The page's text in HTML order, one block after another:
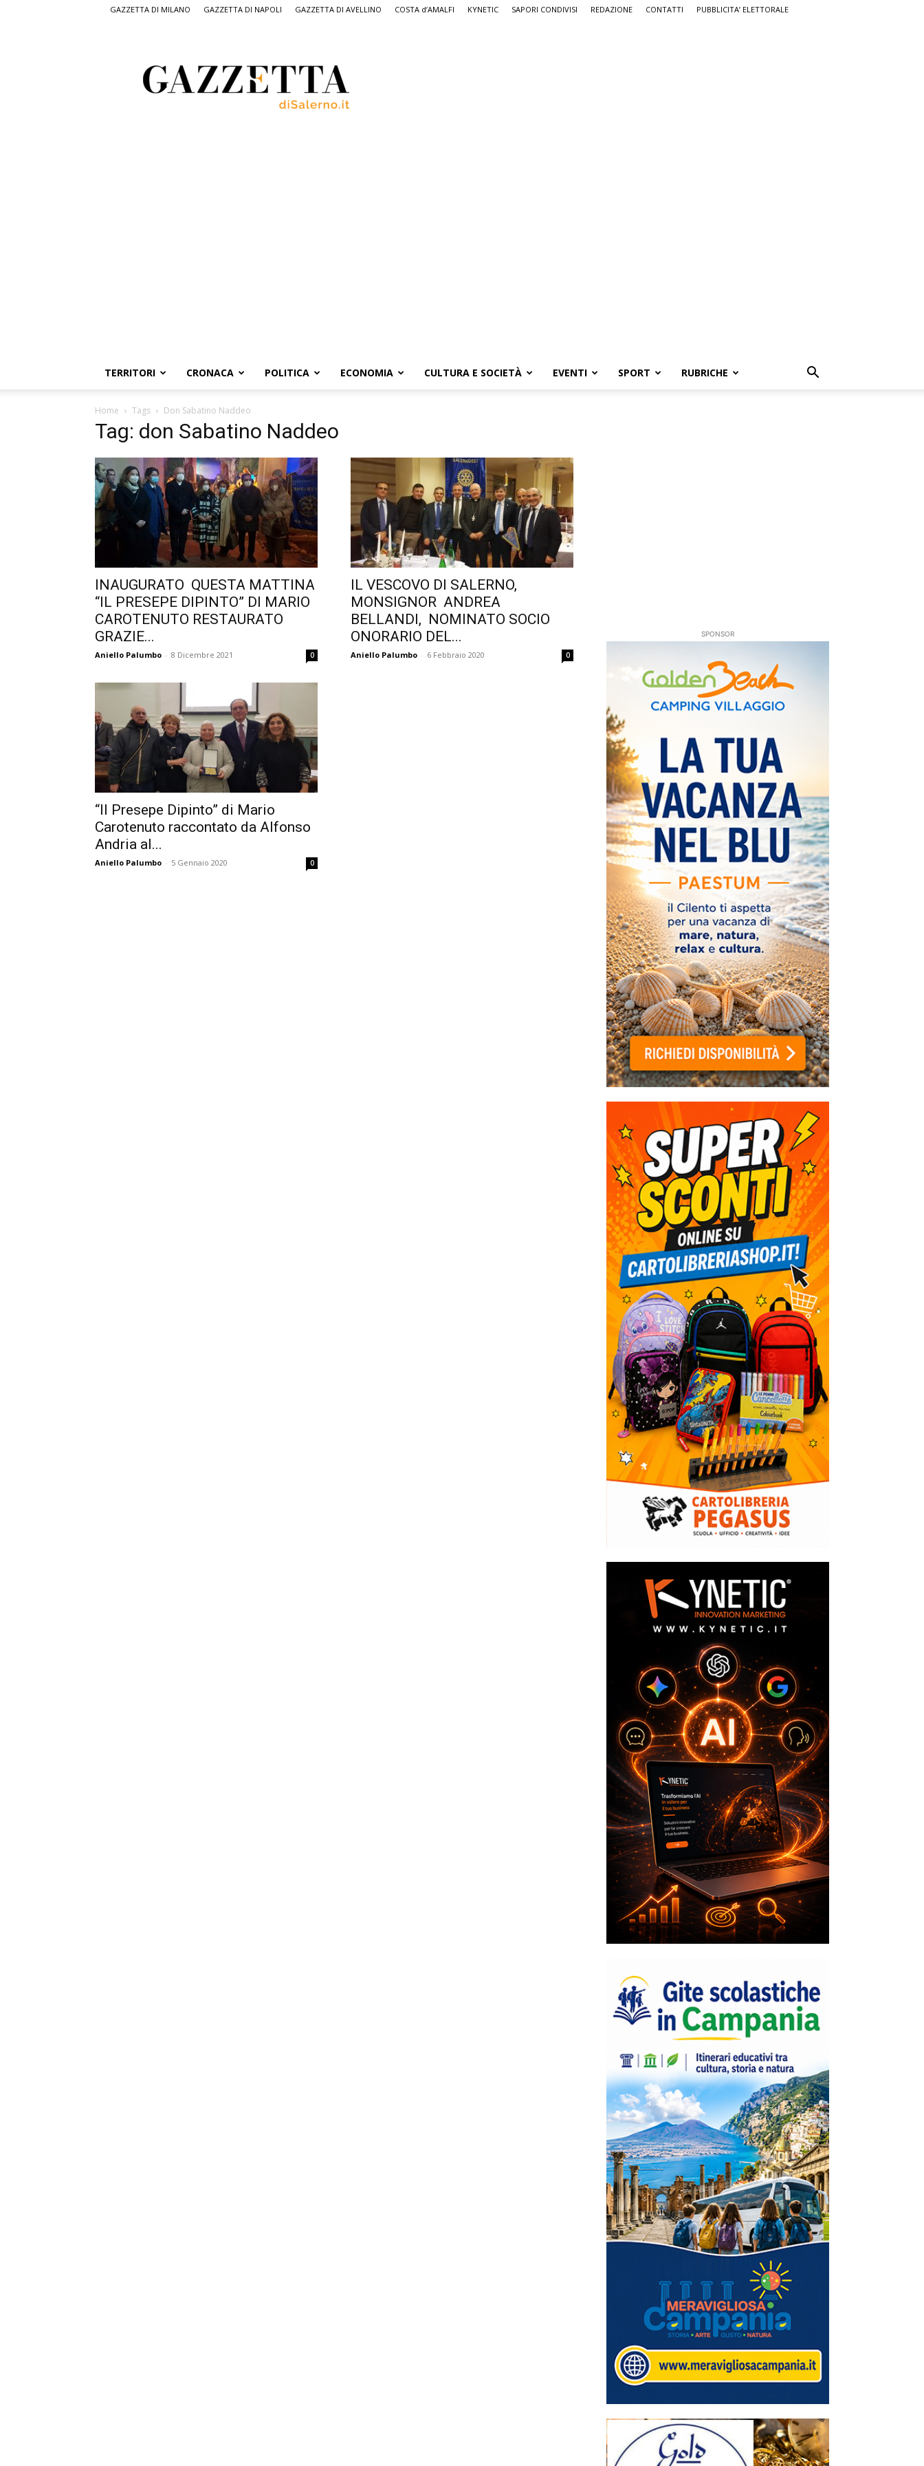
GAZZETTA DI MILANO GAZZETTA DI NAPOLI GAZZETTA DI AVELLINO COSTA d’AMALFI KYNETIC SAPORI CONDIVISI REDAZIONE CONTATTI PUBBLICITA’ ELETTORALE
Salerno,
il
quotidiano
TERRITORI CRONACA POLITICA ECONOMIA CULTURA E SOCIETÀ EVENTI SPORT RUBRICHE
Home Tags Don Sabatino Naddeo
Tag: don Sabatino Naddeo
INAUGURATO QUESTA MATTINA
“IL PRESEPE DIPINTO” DI MARIO
CAROTENUTO RESTAURATO
GRAZIE...
Aniello Palumbo - 8 Dicembre 2021 0
IL VESCOVO DI SALERNO,
MONSIGNOR ANDREA
BELLANDI, NOMINATO SOCIO
ONORARIO DEL...
Aniello Palumbo - 6 Febbraio 2020 0
“Il Presepe Dipinto” di Mario
Carotenuto raccontato da Alfonso
Andria al...
Aniello Palumbo - 5 Gennaio 2020 0
SPONSOR